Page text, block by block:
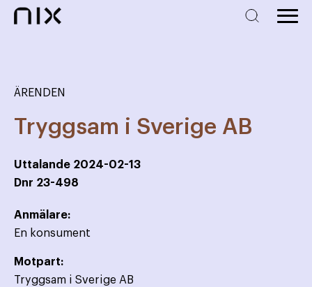
ÄRENDEN
Tryggsam i Sverige AB
Uttalande 2024-02-13
Dnr 23-498
Anmälare:
En konsument
Motpart:
Tryggsam i Sverige AB